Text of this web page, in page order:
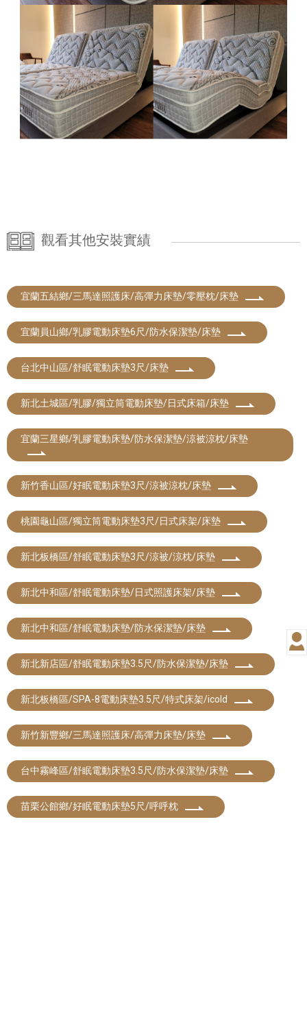
觀看其他安裝實績
宜蘭五結鄉/三馬達照護床/高彈力床墊/零壓枕/床墊
宜蘭員山鄉/乳膠電動床墊6尺/防水保潔墊/床墊
台北中山區/舒眠電動床墊3尺/床墊
新北土城區/乳膠/獨立筒電動床墊/日式床箱/床墊
宜蘭三星鄉/乳膠電動床墊/防水保潔墊/涼被涼枕/床墊
新竹香山區/好眠電動床墊3尺/涼被涼枕/床墊
桃園龜山區/獨立筒電動床墊3尺/日式床架/床墊
新北板橋區/舒眠電動床墊3尺/涼被/涼枕/床墊
新北中和區/舒眠電動床墊/日式照護床架/床墊
新北中和區/舒眠電動床墊/防水保潔墊/床墊
新北新店區/舒眠電動床墊3.5尺/防水保潔墊/床墊
新北板橋區/SPA-8電動床墊3.5尺/特式床架/icold
新竹新豐鄉/三馬達照護床/高彈力床墊/床墊
台中霧峰區/舒眠電動床墊3.5尺/防水保潔墊/床墊
苗栗公館鄉/好眠電動床墊5尺/呼呼枕